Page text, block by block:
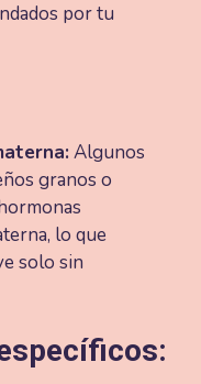
por tu
Algunos
granos o
lo que
solo sin